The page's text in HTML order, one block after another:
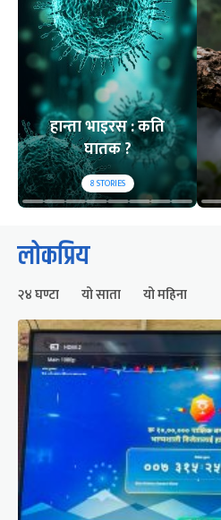
हान्ता भाइरस : कति
घातक ?
8STORIES
लोकप्रिय
२४ घण्टा यो साता यो महिना